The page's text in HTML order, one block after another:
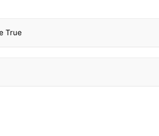
True